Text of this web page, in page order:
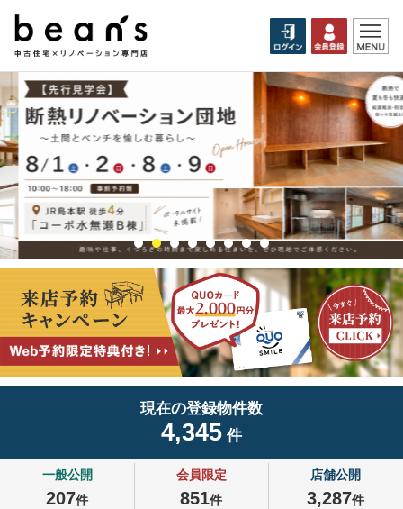
現在の登録物件数
4,345 件
一般公開
207件
会員限定
851件
店舗公開
3,287件